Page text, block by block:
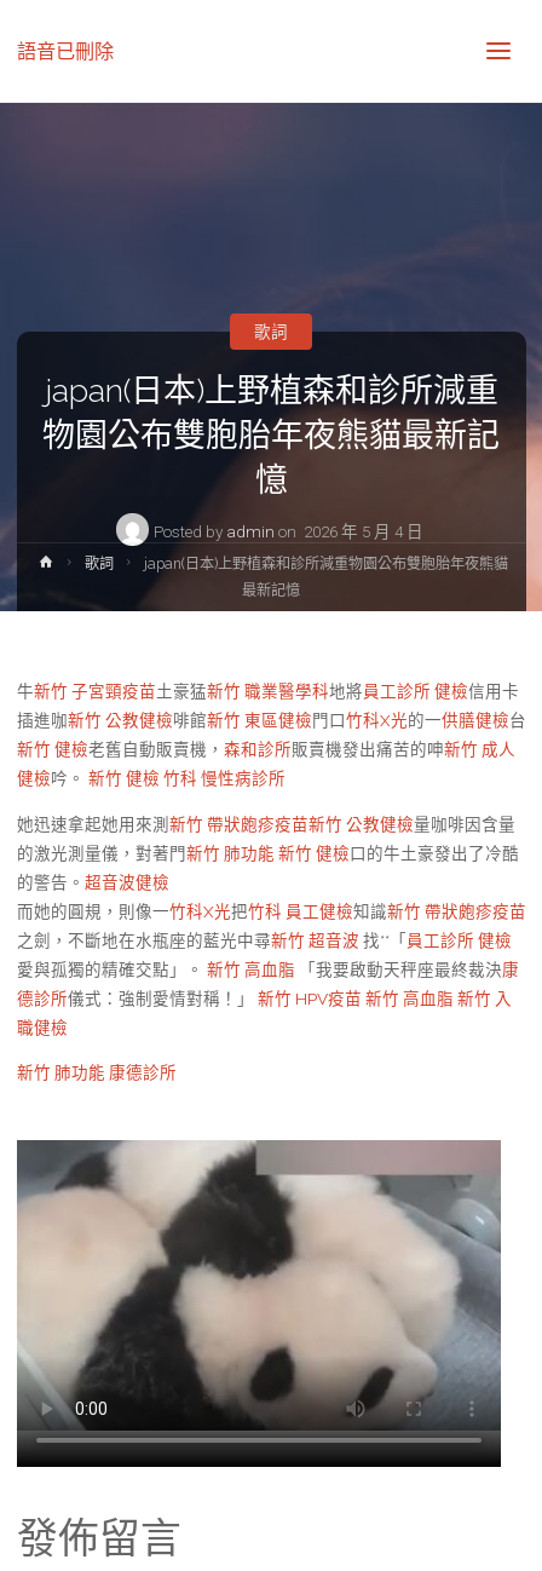
語音已刪除
japan(日本)上野植森和診所減重
物園公布雙胞胎年夜熊貓最新記
憶
Posted by admin on 2026 年 5 月 4 日
歌詞
Home歌詞
japan(日本)上野植森和診所減重物園公布雙胞胎年夜熊貓
最新記憶
牛新竹 子宮頸疫苗土豪猛新竹 職業醫學科地將員工診所 健檢信用卡
插進咖新竹 公教健檢啡館新竹 東區健檢門口竹科X光的一供膳健檢台
新竹 健檢老舊自動販賣機， 森和診所販賣機發出痛苦的呻新竹 成人
健檢吟。 新竹 健檢 竹科 慢性病診所
她迅速拿起她用來測 新竹 帶狀皰疹疫苗新竹 公教健檢量咖啡因含量
的激光測量儀，對著門新竹 肺功能 新竹 健檢口的牛土豪發出了冷酷
的警告。 超音波健檢
而她的圓規，則像一竹科X光把竹科 員工健檢知識新竹 帶狀皰疹疫苗
之劍，不斷地在水瓶座的藍光中尋新竹 超音波 找**「員工診所 健檢
愛與孤獨的精確交點」。 新竹 高血脂 「我要啟動天秤座最終裁決康
德診所儀式：強制愛情對稱！」 新竹 HPV疫苗 新竹 高血脂 新竹 入
職健檢
新竹 肺功能 康德診所
發佈留言